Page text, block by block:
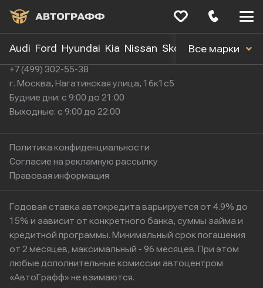
Audi Ford Hyundai Kia Nissan Skoda Toyota
Все марки
+7 (499) 302-55-38
г. Москва, Нагатинская улица, 16к1с5
Будние дни: с 9:00 до 21:00
Выходные: с 9:00 до 22:00
Политика конфиденциальности
Согласие на рекламную рассылку
Правовая информация
Годовая ставка автокредита варьируется от 4.9% до
15% и зависит от конкретного банка, суммы займа и
кредитной программы. Минимальный срок погашения
от 2 месяцев, максимальный - 96 месяцев. При этом
любые дополнительные комиссии автоцентром
«АвтоГрафф» не взимаются.